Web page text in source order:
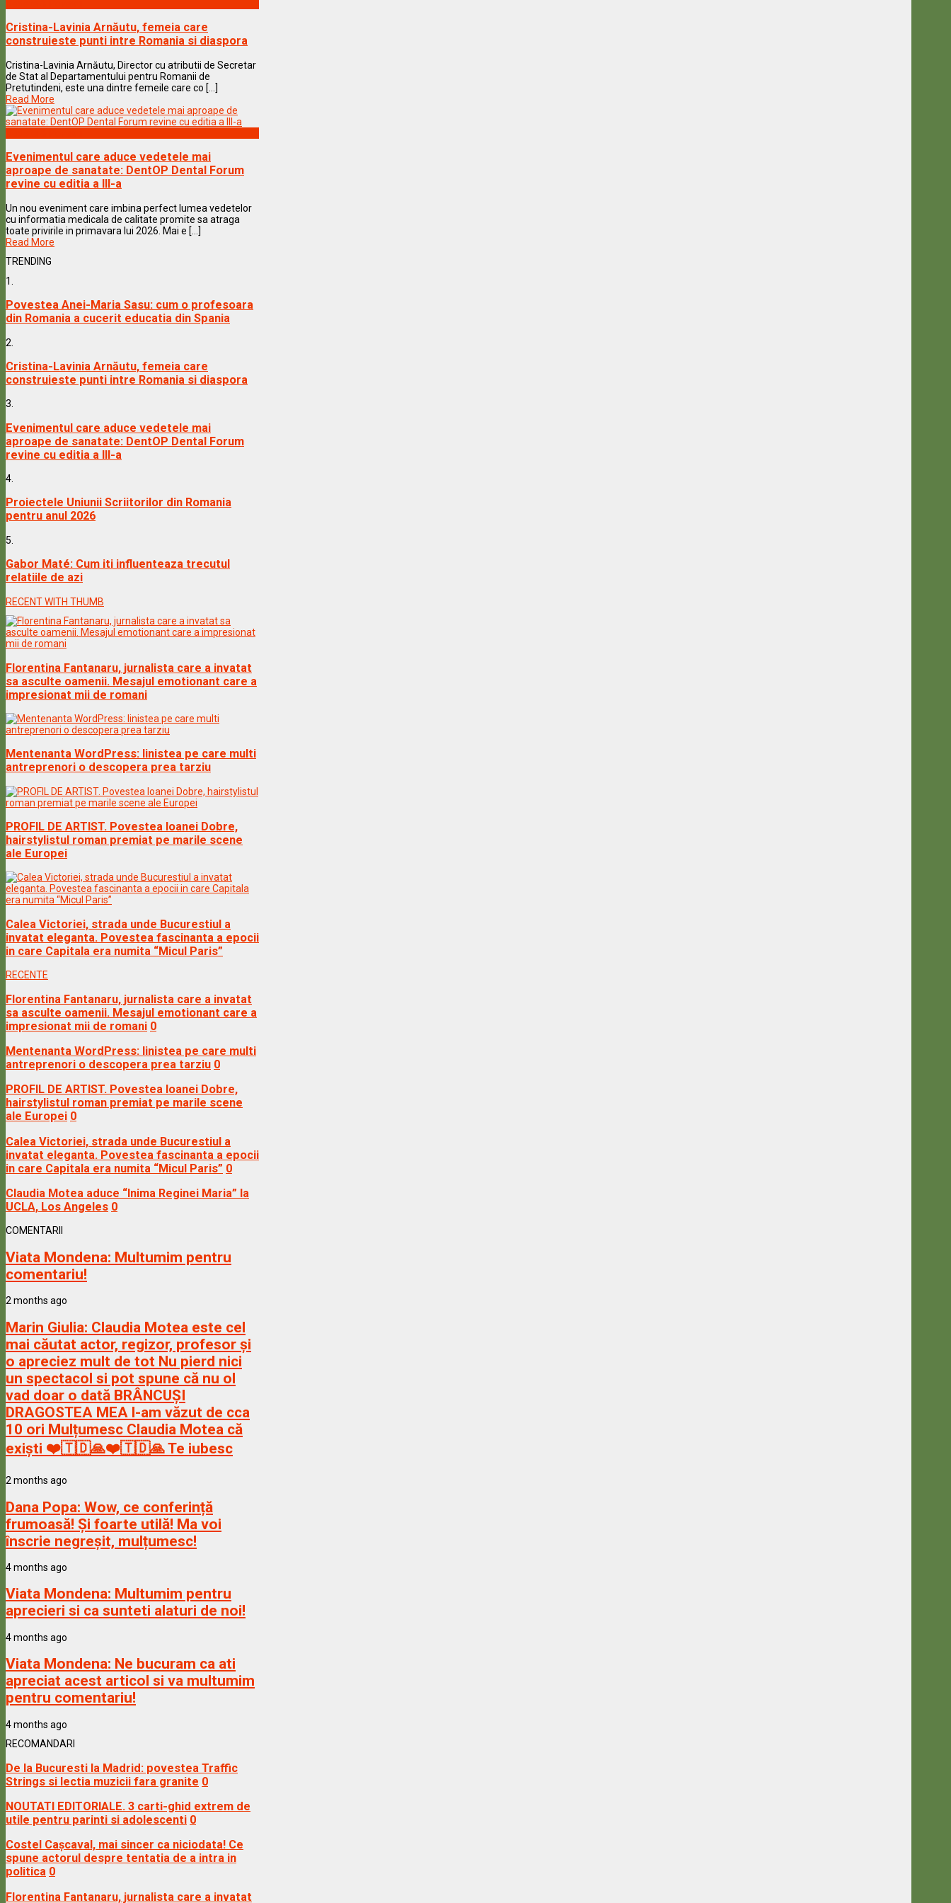
Cristina-Lavinia Arnăutu, femeia care
construieste punti intre Romania si diaspora
Cristina-Lavinia Arnăutu, Director cu atributii de Secretar
de Stat al Departamentului pentru Romanii de
Pretutindeni, este una dintre femeile care co [...]
Read More
Evenimentul care aduce vedetele mai
aproape de sanatate: DentOP Dental Forum
revine cu editia a III-a
Un nou eveniment care imbina perfect lumea vedetelor
cu informatia medicala de calitate promite sa atraga
toate privirile in primavara lui 2026. Mai e [...]
Read More
TRENDING
1.
Povestea Anei-Maria Sasu: cum o profesoara
din Romania a cucerit educatia din Spania
2.
Cristina-Lavinia Arnăutu, femeia care
construieste punti intre Romania si diaspora
3.
Evenimentul care aduce vedetele mai
aproape de sanatate: DentOP Dental Forum
revine cu editia a III-a
4.
Proiectele Uniunii Scriitorilor din Romania
pentru anul 2026
5.
Gabor Maté: Cum iti influenteaza trecutul
relatiile de azi
RECENT WITH THUMB
Florentina Fantanaru, jurnalista care a invatat
sa asculte oamenii. Mesajul emotionant care a
impresionat mii de romani
Mentenanta WordPress: linistea pe care multi
antreprenori o descopera prea tarziu
PROFIL DE ARTIST. Povestea Ioanei Dobre,
hairstylistul roman premiat pe marile scene
ale Europei
Calea Victoriei, strada unde Bucurestiul a
invatat eleganta. Povestea fascinanta a epocii
in care Capitala era numita “Micul Paris”
RECENTE
Florentina Fantanaru, jurnalista care a invatat
sa asculte oamenii. Mesajul emotionant care a
impresionat mii de romani 0
Mentenanta WordPress: linistea pe care multi
antreprenori o descopera prea tarziu 0
PROFIL DE ARTIST. Povestea Ioanei Dobre,
hairstylistul roman premiat pe marile scene
ale Europei 0
Calea Victoriei, strada unde Bucurestiul a
invatat eleganta. Povestea fascinanta a epocii
in care Capitala era numita “Micul Paris” 0
Claudia Motea aduce “Inima Reginei Maria” la
UCLA, Los Angeles 0
COMENTARII
Viata Mondena: Multumim pentru
comentariu!
2 months ago
Marin Giulia: Claudia Motea este cel
mai căutat actor, regizor, profesor și
o apreciez mult de tot Nu pierd nici
un spectacol si pot spune că nu ol
vad doar o dată BRÂNCUȘI
DRAGOSTEA MEA l-am văzut de cca
10 ori Mulțumesc Claudia Motea că
exiști ❤️🇹🇩🙏❤️🇹🇩🙏 Te iubesc
2 months ago
Dana Popa: Wow, ce conferință
frumoasă! Și foarte utilă! Ma voi
înscrie negreșit, mulțumesc!
4 months ago
Viata Mondena: Multumim pentru
aprecieri si ca sunteti alaturi de noi!
4 months ago
Viata Mondena: Ne bucuram ca ati
apreciat acest articol si va multumim
pentru comentariu!
4 months ago
RECOMANDARI
De la Bucuresti la Madrid: povestea Traffic
Strings si lectia muzicii fara granite 0
NOUTATI EDITORIALE. 3 carti-ghid extrem de
utile pentru parinti si adolescenti 0
Costel Cașcaval, mai sincer ca niciodata! Ce
spune actorul despre tentatia de a intra in
politica 0
Florentina Fantanaru, jurnalista care a invatat